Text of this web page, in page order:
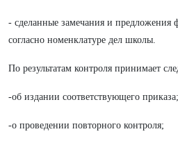
- сделанные замечания и предложения
согласно номенклатуре дел школы.
По результатам контроля принимает
-об издании соответствующего приказа;
-о проведении повторного контроля;